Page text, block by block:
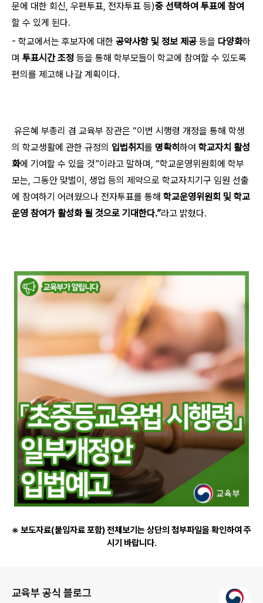
문에 대한 회신, 우편투표, 전자투표 등)중 선택하여 투표에 참여
할 수 있게 된다.
- 학교에서는 후보자에 대한 공약사항 및 정보 제공 등을 다양화하
며 투표시간 조정 등을 통해 학부모들이 학교에 참여할 수 있도록
편의를 제고해 나갈 계획이다.
유은혜 부총리 겸 교육부 장관은 “이번 시행령 개정을 통해 학생
의 학교생활에 관한 규정의 입법취지 를 명확히하여 학교자치 활성
화에 기여할 수 있을 것”이라고 말하며, “학교운영위원회에 학부
모는, 그동안 맞벌이, 생업 등의 제약으로 학교자치기구 임원 선출
에 참여하기 어려웠으나 전자투표를 통해 학교운영위원회 및 학교
운영 참여가 활성화 될 것으로 기대한다.”라고 밝혔다.
※ 보도자료(붙임자료 포함) 전체보기는 상단의 첨부파일을 확인하여 주
시기 바랍니다.
교육부 공식 블로그